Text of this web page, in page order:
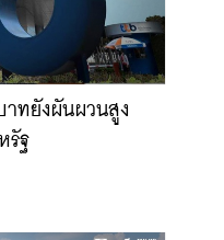
ทยังผันผวนสูง
รัฐ